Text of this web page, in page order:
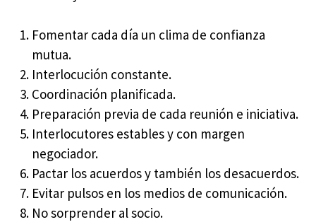
Fomentar cada día un clima de confianza
mutua.
Interlocución constante.
Coordinación planificada.
Preparación previa de cada reunión e iniciativa.
Interlocutores estables y con margen
negociador.
Pactar los acuerdos y también los desacuerdos.
Evitar pulsos en los medios de comunicación.
No sorprender al socio.